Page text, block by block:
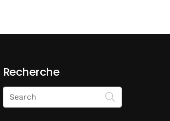
Recherche
Search
on
Economie